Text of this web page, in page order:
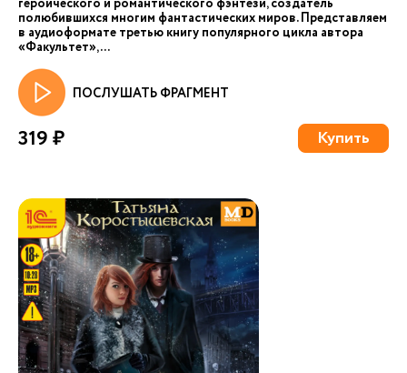
героического и романтического фэнтези, создатель
полюбившихся многим фантастических миров. Представляем
в аудиоформате третью книгу популярного цикла автора
«Факультет»,...
ПОСЛУШАТЬ ФРАГМЕНТ
319 ₽ Купить